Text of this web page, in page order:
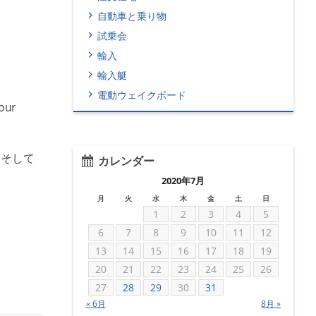
して
自動車と乗り物
試乗会
輸入
輸入艇
電動ウェイクボード
カレンダー
2020年7月
月 火 水 木 金 土 日
1 2 3 4
5
6
7 8 9 10 11
12
13
14 15 16 17 18
19
20
21 22 23 24 25
26
27
28 29 30 31
« 6月 8月 »